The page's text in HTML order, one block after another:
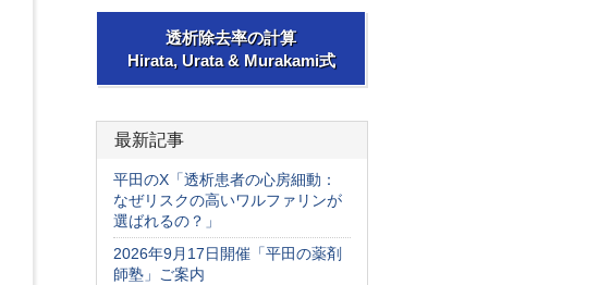
透析除去率の計算
Hirata, Urata & Murakami式
最新記事
平田のX「透析患者の心房細動：
なぜリスクの高いワルファリンが
選ばれるの？」
2026年9月17日開催「平田の薬剤
師塾」ご案内